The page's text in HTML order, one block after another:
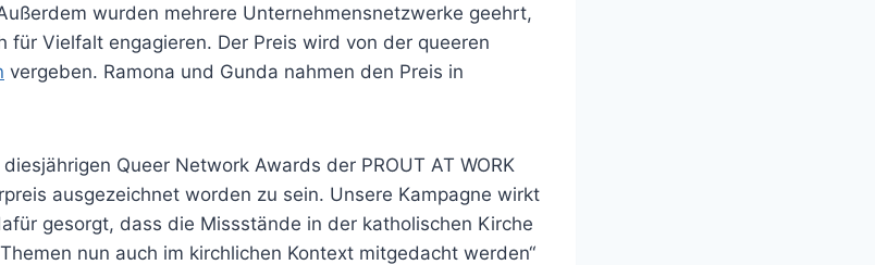
wurden mehrere Unternehmensnetzwerke geehrt,
für Vielfalt engagieren. Der Preis wird von der queeren
vergeben. Ramona und Gunda nahmen den Preis in
Queer Network Awards der PROUT AT WORK
ausgezeichnet worden zu sein. Unsere Kampagne wirkt
gesorgt, dass die Missstände in der katholischen Kirche
nun auch im kirchlichen Kontext mitgedacht werden“